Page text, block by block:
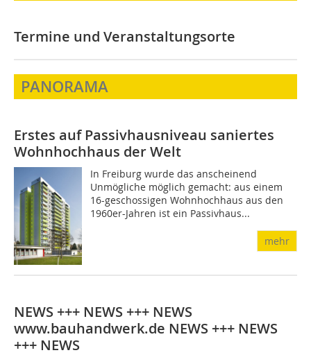
Termine und Veranstaltungsorte
PANORAMA
Erstes auf Passivhausniveau saniertes
Wohnhochhaus der Welt
In Freiburg wurde das anscheinend
Unmögliche möglich gemacht: aus einem
16-geschossigen Wohnhochhaus aus den
1960er-Jahren ist ein Passivhaus...
mehr
NEWS +++ NEWS +++ NEWS
www.bauhandwerk.de NEWS +++ NEWS
+++ NEWS